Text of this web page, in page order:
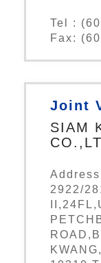
Tel :
Fax:
Joint
SIAM
2922/